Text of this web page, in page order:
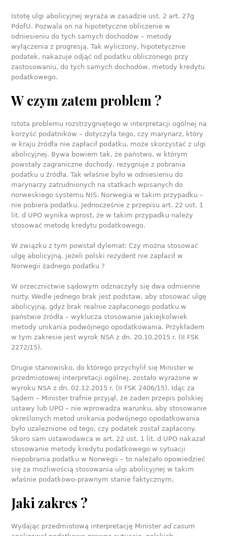
Istotę ulgi abolicyjnej wyraża w zasadzie ust. 2 art. 27g
PdofU. Pozwala on na hipotetyczne obliczenie w
odniesieniu do tych samych dochodów – metody
wyłączenia z progresją. Tak wyliczony, hipotetycznie
podatek, nakazuje odjąć od podatku obliczonego przy
zastosowaniu, do tych samych dochodów, metody kredytu
podatkowego.
W czym zatem problem ?
Istota problemu rozstrzygniętego w interpretacji ogólnej na
korzyść podatników – dotyczyła tego, czy marynarz, który
w kraju źródła nie zapłacił podatku, może skorzystać z ulgi
abolicyjnej. Bywa bowiem tak, że państwo, w którym
powstały zagraniczne dochody, rezygnuje z pobrania
podatku u źródła. Tak właśnie było w odniesieniu do
marynarzy zatrudnionych na statkach wpisanych do
norweskiego systemu NIS. Norwegia w takim przypadku –
nie pobiera podatku. Jednocześnie z przepisu art. 22 ust. 1
lit. d UPO wynika wprost, że w takim przypadku należy
stosować metodę kredytu podatkowego.
W związku z tym powstał dylemat: Czy można stosować
ulgę abolicyjną, jeżeli polski rezydent nie zapłacił w
Norwegii żadnego podatku ?
W orzecznictwie sądowym odznaczyły się dwa odmienne
nurty. Wedle jednego brak jest podstaw, aby stosować ulgę
abolicyjną, gdyż brak realnie zapłaconego podatku w
państwie źródła – wyklucza stosowanie jakiejkolwiek
metody unikania podwójnego opodatkowania. Przykładem
w tym zakresie jest wyrok NSA z dn. 20.10.2015 r. (II FSK
2272/15).
Drugie stanowisko, do którego przychylił się Minister w
przedmiotowej interpretacji ogólnej, zostało wyrażone w
wyroku NSA z dn. 02.12.2015 r. (II FSK 2406/15). Idąc za
Sądem – Minister trafnie przyjął, że żaden przepis polskiej
ustawy lub UPO – nie wprowadza warunku, aby stosowanie
określonych metod unikania podwójnego opodatkowania
było uzależnione od tego, czy podatek został zapłacony.
Skoro sam ustawodawca w art. 22 ust. 1 lit. d UPO nakazał
stosowanie metody kredytu podatkowego w sytuacji
niepobrania podatku w Norwegii – to należało opowiedzieć
się za możliwością stosowania ulgi abolicyjnej w takim
właśnie podatkowo-prawnym stanie faktycznym.
Jaki zakres ?
Wydając przedmiotową interpretację Ministerad casum